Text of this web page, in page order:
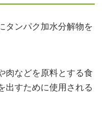
タンパク加水分解物を
肉などを原料とする食
出すために使用される